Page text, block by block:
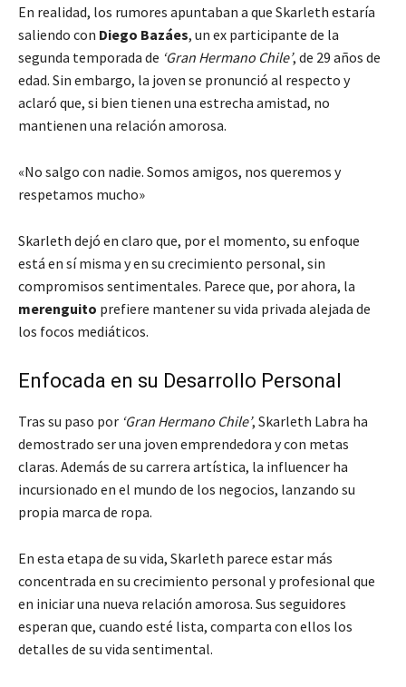
En realidad, los rumores apuntaban a que Skarleth estaría
saliendo con Diego Bazáes, un ex participante de la
segunda temporada de ‘Gran Hermano Chile’, de 29 años de
edad. Sin embargo, la joven se pronunció al respecto y
aclaró que, si bien tienen una estrecha amistad, no
mantienen una relación amorosa.
«No salgo con nadie. Somos amigos, nos queremos y
respetamos mucho»
Skarleth dejó en claro que, por el momento, su enfoque
está en sí misma y en su crecimiento personal, sin
compromisos sentimentales. Parece que, por ahora, la
merenguito prefiere mantener su vida privada alejada de
los focos mediáticos.
Enfocada en su Desarrollo Personal
Tras su paso por ‘Gran Hermano Chile’, Skarleth Labra ha
demostrado ser una joven emprendedora y con metas
claras. Además de su carrera artística, la influencer ha
incursionado en el mundo de los negocios, lanzando su
propia marca de ropa.
En esta etapa de su vida, Skarleth parece estar más
concentrada en su crecimiento personal y profesional que
en iniciar una nueva relación amorosa. Sus seguidores
esperan que, cuando esté lista, comparta con ellos los
detalles de su vida sentimental.